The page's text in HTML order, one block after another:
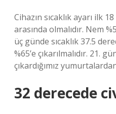
Cihazın sıcaklık ayarı ilk
arasında olmalıdır. Nem
üç günde sıcaklık 37.5
%65’e çıkarılmalıdır. 21.
çıkardığımız
32 derecede